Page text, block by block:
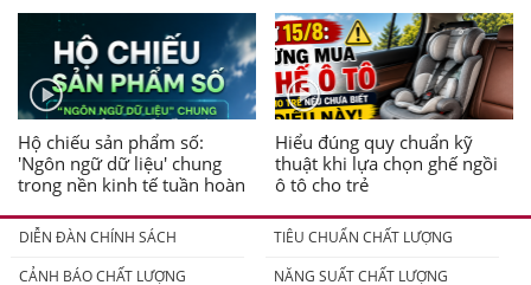
Hộ chiếu sản phẩm số:
'Ngôn ngữ dữ liệu' chung
trong nền kinh tế tuần hoàn
Hiểu đúng quy chuẩn kỹ
thuật khi lựa chọn ghế ngồi
ô tô cho trẻ
DIỄN ĐÀN CHÍNH SÁCH
TIÊU CHUẨN CHẤT LƯỢNG
CẢNH BÁO CHẤT LƯỢNG
NĂNG SUẤT CHẤT LƯỢNG